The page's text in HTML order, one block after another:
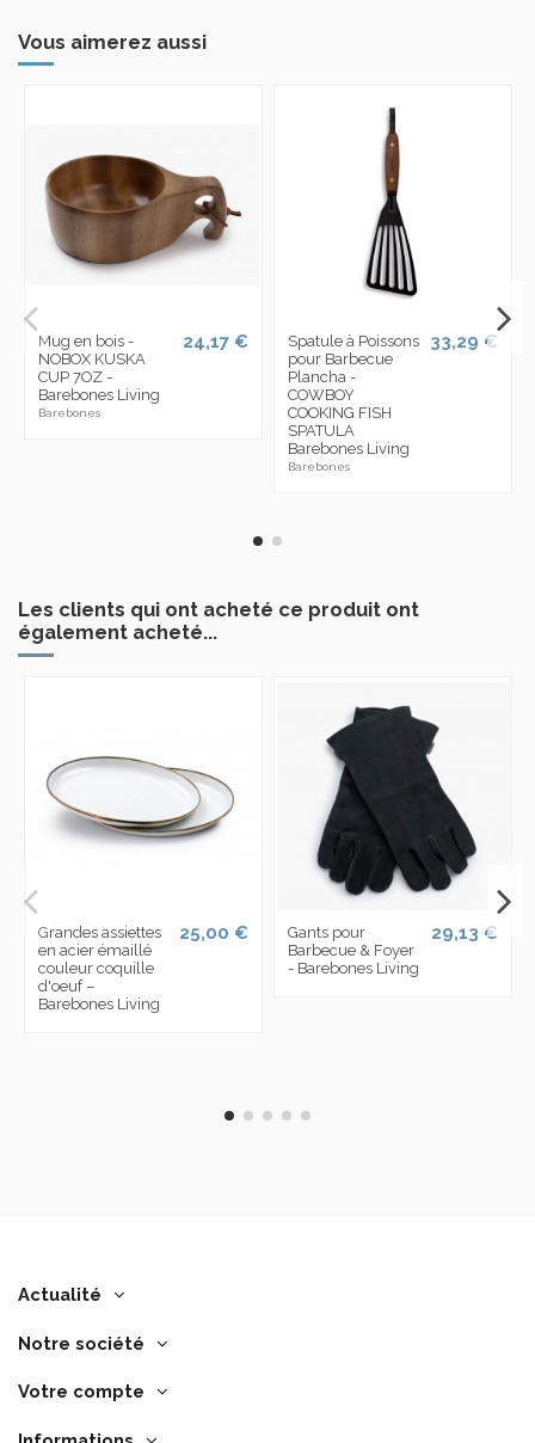
Vous aimerez aussi
Mug en bois -
NOBOX KUSKA
CUP 7OZ -
Barebones Living
Barebones
24,17 €
Spatule à Poissons
pour Barbecue
Plancha -
COWBOY
COOKING FISH
SPATULA
Barebones Living
Barebones
33,29 €
Les clients qui ont acheté ce produit ont
également acheté...
Grandes assiettes
en acier émaillé
couleur coquille
d'oeuf –
Barebones Living
25,00 €
Gants pour
Barbecue & Foyer
- Barebones Living
29,13 €
Actualité
Notre société
Votre compte